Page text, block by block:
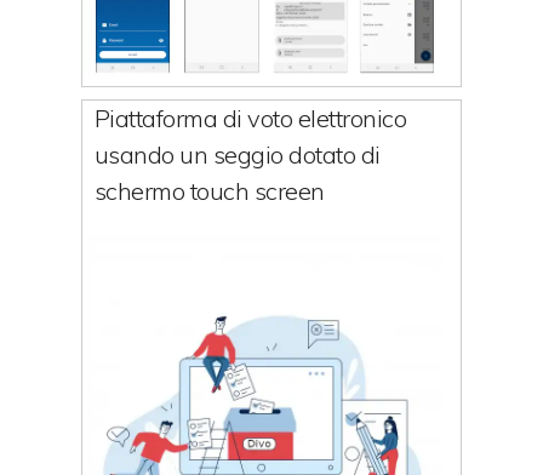
Piattaforma di voto elettronico
usando un seggio dotato di
schermo touch screen